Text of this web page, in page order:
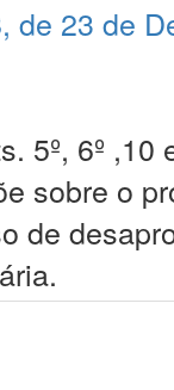
de 23 de
5º, 6º
sobre o
de